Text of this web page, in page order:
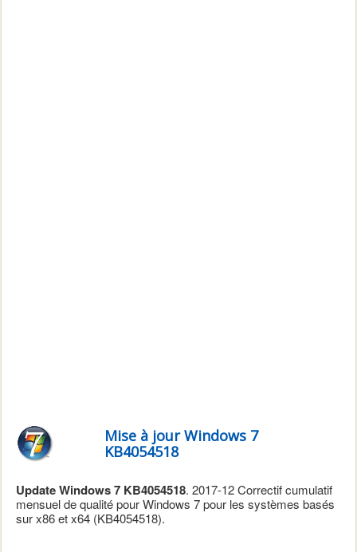
Mise à jour Windows 7
KB4054518
Update Windows 7 KB4054518. 2017-12 Correctif cumulatif
mensuel de qualité pour Windows 7pour les systèmes basés
sur x86 et x64 (KB4054518).